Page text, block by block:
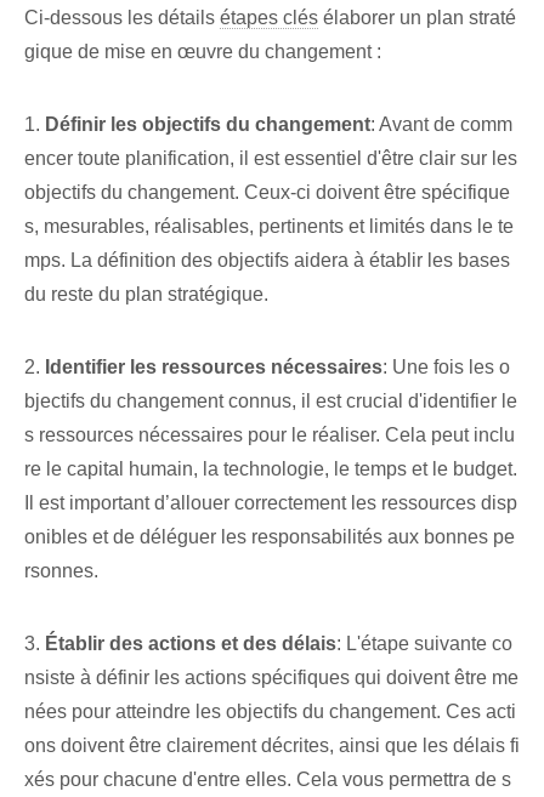
Ci-dessous les détails étapes clés élaborer un plan straté
gique de mise en œuvre du changement :
1. Définir les objectifs du changement: Avant de comm
encer toute planification, il est essentiel d'être clair sur les
objectifs du changement. Ceux-ci doivent être spécifique
s, mesurables, réalisables, pertinents et limités dans le te
mps. La définition des objectifs aidera à établir les bases
du reste du plan stratégique.
2. Identifier les ressources nécessaires: Une fois les o
bjectifs du changement connus, il est crucial d'identifier le
s ressources nécessaires pour le réaliser. Cela peut inclu
re le capital humain, la technologie, le temps et le budget.
Il est important d’allouer correctement les ressources disp
onibles et de déléguer les responsabilités aux bonnes pe
rsonnes.
3. Établir des actions et des délais: L'étape suivante co
nsiste à définir les actions spécifiques qui doivent être me
nées pour atteindre les objectifs du changement. Ces acti
ons doivent être clairement décrites, ainsi que les délais fi
xés pour chacune d'entre elles. Cela vous permettra de s